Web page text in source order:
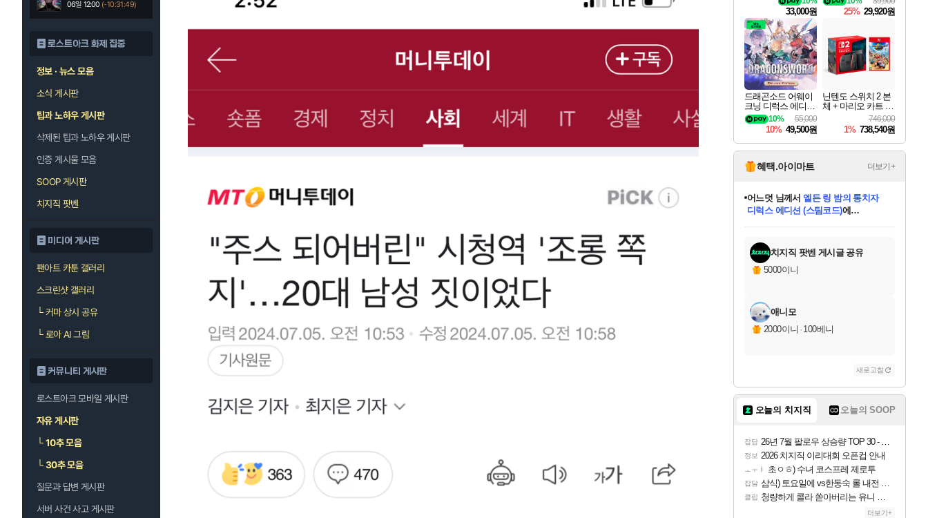
06일 12:00 (-10:31:48)
로스트아크 화제 집중
정보 · 뉴스 모음
소식 게시판
팁과 노하우 게시판
삭제된 팁과 노하우 게시판
인증 게시물 모음
SOOP 게시판
치지직 팟벤
미디어 게시판
팬아트 카툰 갤러리
스크린샷 갤러리
└커마 상시 공유
└로아 AI 그림
커뮤니티 게시판
로스트아크 모바일 게시판
자유 게시판
└10추 모음
└30추 모음
질문과 답변 게시판
서버 사건 사고 게시판
33,000원 25% 29,920원
드래곤소드 어웨이
크닝 디럭스 에디션
DragonSword Awake
ning Deluxe Edition
55,000
10%
10% 49,500원
닌텐도 스위치 2 본
체 + 마리오 카트 월
746,000
1% 738,540원
혜택.아이마트 더보기+
당첨되셨습니다.
당첨되셨습니다.
어느덧 님께서엘든 링 밤의 통치자
디럭스 에디션 (스팀코드)에
당첨되셨습니다.
에디션 (스팀코드)를 교환.
당첨되셨습니다.
당첨되셨습니다.
당첨되셨습니다.
당첨되셨습니다.
치지직 팟벤 게시글 공유
5000이니
애니모
2000이니 · 100베니
새로고침
오늘의 치지직 오늘의 SOOP
잡담 26년 7월 팔로우 상승량 TOP 30 - 월간 치지직
정보 2026 치지직 이리대회 오픈컵 안내
ㅗㅜㅑ 초ㅇㅎ) 수녀 코스프레 제로투
잡담 삼식) 토요일에 vs한동숙 롤 내전 예정
클립 청량하게 콜라 쏟아버리는 유니 ㅋㅋㅋ
더보기+